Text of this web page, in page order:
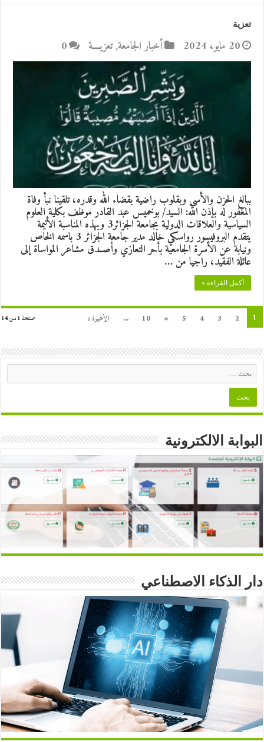
تعزية
20 مايو، 2024 أخبار الجامعة,تعزيــــة 0
ببالغ الحزن والأسى وبقلوب راضية بقضاء الله وقدره، تلقينا نبأ وفاة
المغفور له بإذن الله: السيد/ بوخميس عبد القادر موظف بكلية العلوم
السياسية والعلاقات الدولية بجامعة الجزائر3 وبهذه المناسبة الأليمة
يتقدم البروفيسور رواسكي خالد مدير جامعة الجزائر 3 باسمه الخاص
ونيابة عن الأسرة الجامعية بأحر التعازي وأصــدق مشاعر المواساة إلى
عائلة الفقيد، راجيا من …
أكمل القراءة »
صفحة 1 من 14 1
2
3
4
5
»
10
... الأخيرة »
البوابة الالكترونية
دار الذكاء الاصطناعي